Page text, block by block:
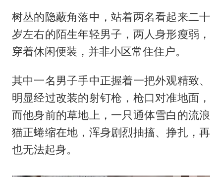
树丛的隐蔽角落中，站着两名看起来二十
岁左右的陌生年轻男子，两人身形瘦弱，
穿着休闲便装，并非小区常住住户。
其中一名男子手中正握着一把外观精致、
明显经过改装的射钉枪，枪口对准地面，
而他身前的草地上，一只通体雪白的流浪
猫正蜷缩在地，浑身剧烈抽搐、挣扎，再
也无法起身。